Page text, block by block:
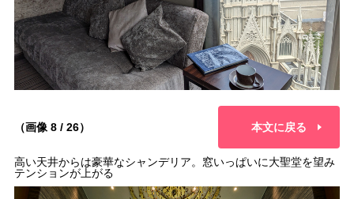
（画像 8 / 26） 本文に戻る
高い天井からは豪華なシャンデリア。窓いっぱいに大聖堂を望み
テンションが上がる